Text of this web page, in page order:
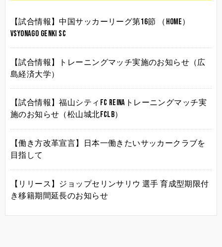
【試合情報】中国サッカーリーグ第16節 （HOME）
vsYonago Genki SC
【試合情報】トレーニングマッチ実施のお知らせ（広
島経済大学）
【試合情報】福山シティFC Reinaトレーニングマッチ実
施のお知らせ（松山城北FCLB）
【働き方改革宣言】日本一働きたいサッカークラブを
目指して
【リリース】ジョップセリンサリウ 選手 育成型期限付
き移籍期間延長のお知らせ